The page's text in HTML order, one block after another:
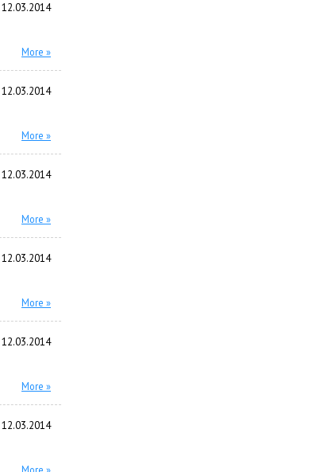
12.03.2014
More »
12.03.2014
More »
12.03.2014
More »
12.03.2014
More »
12.03.2014
More »
12.03.2014